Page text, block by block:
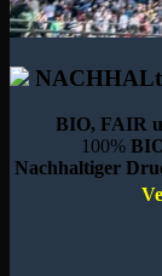
BIO, FAIR
100%
Nachhaltiger